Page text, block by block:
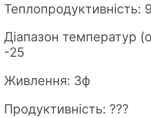
Теплопродуктивність:
Діапазон температур
-25
Живлення: 3ф
Продуктивність: ???